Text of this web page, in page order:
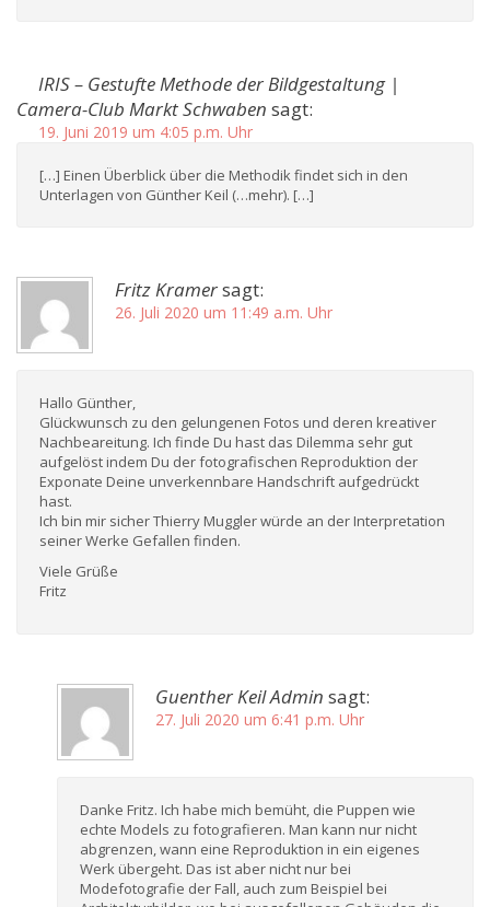
IRIS – Gestufte Methode der Bildgestaltung |
Camera-Club Markt Schwaben sagt:
19. Juni 2019 um 4:05 p.m. Uhr
[…] Einen Überblick über die Methodik findet sich in den
Unterlagen von Günther Keil (…mehr). […]
Fritz Kramersagt:
26. Juli 2020 um 11:49 a.m. Uhr
Hallo Günther,
Glückwunsch zu den gelungenen Fotos und deren kreativer
Nachbeareitung. Ich finde Du hast das Dilemma sehr gut
aufgelöst indem Du der fotografischen Reproduktion der
Exponate Deine unverkennbare Handschrift aufgedrückt
hast.
Ich bin mir sicher Thierry Muggler würde an der Interpretation
seiner Werke Gefallen finden.
Viele Grüße
Fritz
Guenther Keil Admin sagt:
27. Juli 2020 um 6:41 p.m. Uhr
Danke Fritz. Ich habe mich bemüht, die Puppen wie
echte Models zu fotografieren. Man kann nur nicht
abgrenzen, wann eine Reproduktion in ein eigenes
Werk übergeht. Das ist aber nicht nur bei
Modefotografie der Fall, auch zum Beispiel bei